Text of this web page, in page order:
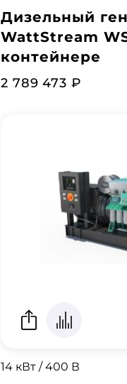
Дизельный
WattStream
контейнере
2 789 473 ₽
14 кВт / 400 В